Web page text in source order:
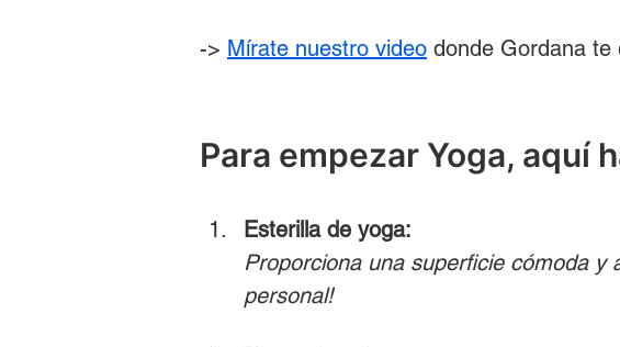
-> Mírate nuestro video donde Gordana te
Para empezar Yoga, aquí
Esterilla de yoga:
Proporciona una superficie cómoda y
personal!